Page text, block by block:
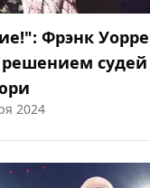
Фрэнк
2024